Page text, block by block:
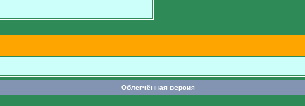
Облегчённая версия